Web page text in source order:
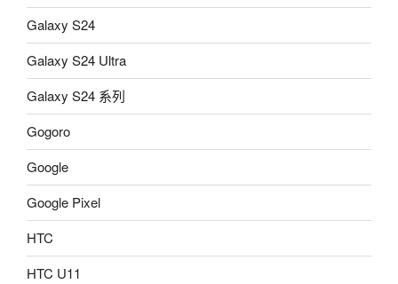
Galaxy S24
Galaxy S24 Ultra
Galaxy S24 系列
Gogoro
Google
Google Pixel
HTC
HTC U11